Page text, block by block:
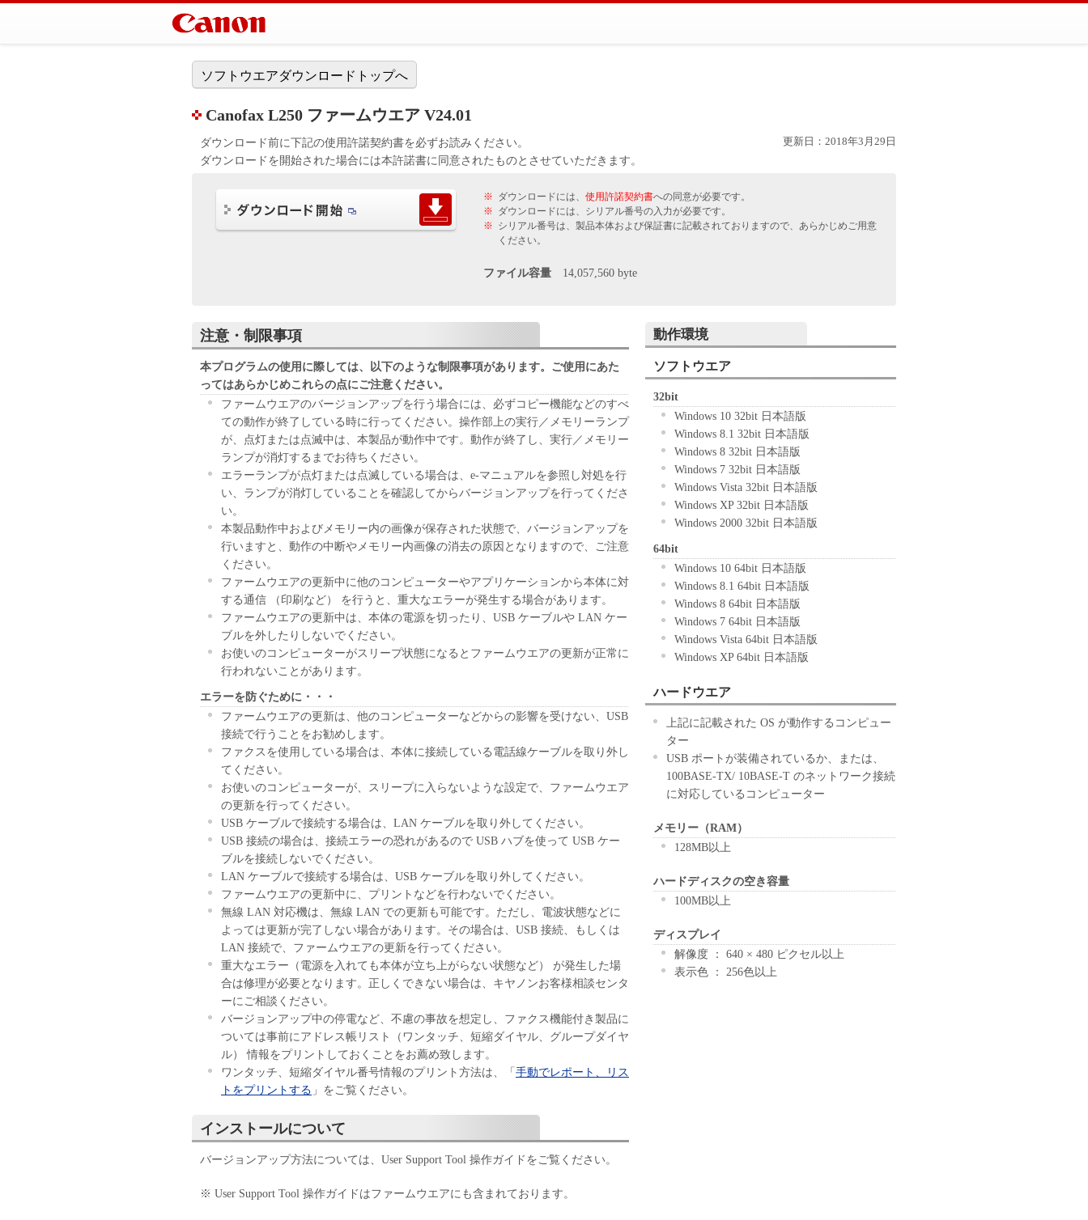
ソフトウエアダウンロードトップへ
Canofax L250 ファームウエア V24.01
ダウンロード前に下記の使用許諾契約書を必ずお読みください。
ダウンロードを開始された場合には本許諾書に同意されたものとさせていただきます。
更新日：2018年3月29日
※ ダウンロードには、 使用許諾契約書への同意が必要です。
※ ダウンロードには、シリアル番号の入力が必要です。
※ シリアル番号は、製品本体および保証書に記載されておりますので、あらかじめご用意
ください。
ファイル容量 14,057,560 byte
注意・制限事項
本プログラムの使用に際しては、以下のような制限事項があります。ご使用にあた
ってはあらかじめこれらの点にご注意ください。
ファームウエアのバージョンアップを行う場合には、必ずコピー機能などのすべ
ての動作が終了している時に行ってください。操作部上の実行／メモリーランプ
が、点灯または点滅中は、本製品が動作中です。動作が終了し、実行／メモリー
ランプが消灯するまでお待ちください。
エラーランプが点灯または点滅している場合は、e-マニュアルを参照し対処を行
い、ランプが消灯していることを確認してからバージョンアップを行ってくださ
い。
本製品動作中およびメモリー内の画像が保存された状態で、バージョンアップを
行いますと、動作の中断やメモリー内画像の消去の原因となりますので、ご注意
ください。
ファームウエアの更新中に他のコンピューターやアプリケーションから本体に対
する通信 （印刷など） を行うと、重大なエラーが発生する場合があります。
ファームウエアの更新中は、本体の電源を切ったり、USB ケーブルや LAN ケー
ブルを外したりしないでください。
お使いのコンピューターがスリープ状態になるとファームウエアの更新が正常に
行われないことがあります。
エラーを防ぐために・・・
ファームウエアの更新は、他のコンピューターなどからの影響を受けない、USB
接続で行うことをお勧めします。
ファクスを使用している場合は、本体に接続している電話線ケーブルを取り外し
てください。
お使いのコンピューターが、スリープに入らないような設定で、ファームウエア
の更新を行ってください。
USB ケーブルで接続する場合は、LAN ケーブルを取り外してください。
USB 接続の場合は、接続エラーの恐れがあるので USB ハブを使って USB ケー
ブルを接続しないでください。
LAN ケーブルで接続する場合は、USB ケーブルを取り外してください。
ファームウエアの更新中に、プリントなどを行わないでください。
無線 LAN 対応機は、無線 LAN での更新も可能です。ただし、電波状態などに
よっては更新が完了しない場合があります。その場合は、USB 接続、もしくは
LAN 接続で、ファームウエアの更新を行ってください。
重大なエラー（電源を入れても本体が立ち上がらない状態など） が発生した場
合は修理が必要となります。正しくできない場合は、キヤノンお客様相談センタ
ーにご相談ください。
バージョンアップ中の停電など、不慮の事故を想定し、ファクス機能付き製品に
ついては事前にアドレス帳リスト（ワンタッチ、短縮ダイヤル、グループダイヤ
ル） 情報をプリントしておくことをお薦め致します。
ワンタッチ、短縮ダイヤル番号情報のプリント方法は、「 手動でレポート、リス
トをプリントする 」をご覧ください。
インストールについて
バージョンアップ方法については、User Support Tool 操作ガイドをご覧ください。
※ User Support Tool 操作ガイドはファームウエアにも含まれております。
動作環境
ソフトウエア
32bit
Windows 10 32bit 日本語版
Windows 8.1 32bit 日本語版
Windows 8 32bit 日本語版
Windows 7 32bit 日本語版
Windows Vista 32bit 日本語版
Windows XP 32bit 日本語版
Windows 2000 32bit 日本語版
64bit
Windows 10 64bit 日本語版
Windows 8.1 64bit 日本語版
Windows 8 64bit 日本語版
Windows 7 64bit 日本語版
Windows Vista 64bit 日本語版
Windows XP 64bit 日本語版
ハードウエア
上記に記載された OS が動作するコンピュー
ター
USB ポートが装備されているか、または、
100BASE-TX/ 10BASE-T のネットワーク接続
に対応しているコンピューター
メモリー（RAM）
128MB以上
ハードディスクの空き容量
100MB以上
ディスプレイ
解像度 ： 640 × 480 ピクセル以上
表示色 ： 256色以上